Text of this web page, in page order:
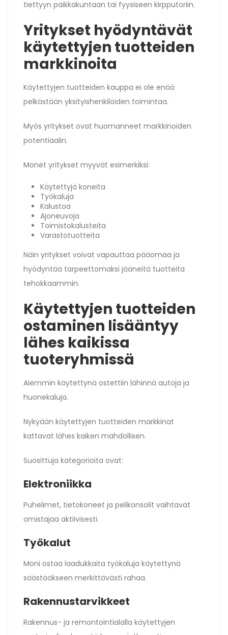
tiettyyn paikkakuntaan tai fyysiseen kirpputoriin.
Yritykset hyödyntävät
käytettyjen tuotteiden
markkinoita
Käytettyjen tuotteiden kauppa ei ole enää
pelkästään yksityishenkilöiden toimintaa.
Myös yritykset ovat huomanneet markkinoiden
potentiaalin.
Monet yritykset myyvät esimerkiksi:
Käytettyjä koneita
Työkaluja
Kalustoa
Ajoneuvoja
Toimistokalusteita
Varastotuotteita
Näin yritykset voivat vapauttaa pääomaa ja
hyödyntää tarpeettomaksi jääneitä tuotteita
tehokkaammin.
Käytettyjen tuotteiden
ostaminen lisääntyy
lähes kaikissa
tuoteryhmissä
Aiemmin käytettynä ostettiin lähinnä autoja ja
huonekaluja.
Nykyään käytettyjen tuotteiden markkinat
kattavat lähes kaiken mahdollisen.
Suosittuja kategorioita ovat:
Elektroniikka
Puhelimet, tietokoneet ja pelikonsolit vaihtavat
omistajaa aktiivisesti.
Työkalut
Moni ostaa laadukkaita työkaluja käytettynä
säästääkseen merkittävästi rahaa.
Rakennustarvikkeet
Rakennus- ja remontointialalla käytettyjen